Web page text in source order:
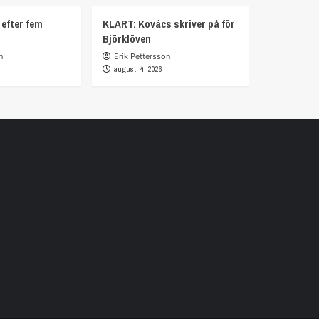
fem
KLART: Kovács skriver på för
Björklöven
Erik Pettersson
augusti 4, 2026